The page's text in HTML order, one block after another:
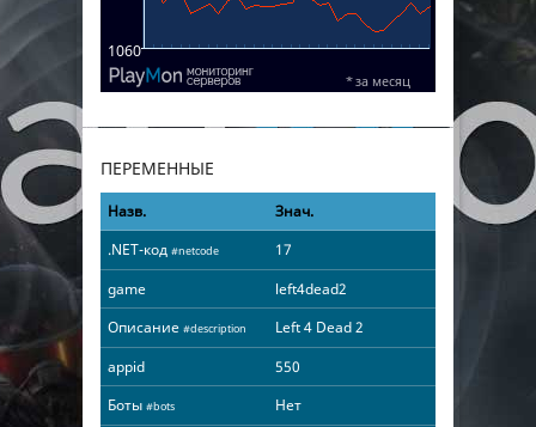
ПЕРЕМЕННЫЕ
Назв.
Знач.
.NET-код #netcode
17
game
left4dead2
Описание #description
Left 4 Dead 2
appid
550
Боты #bots
Нет